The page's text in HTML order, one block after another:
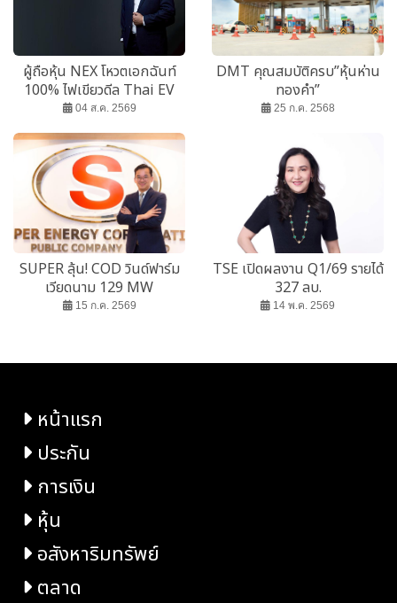
ผู้ถือหุ้น NEX โหวตเอกฉันท์
100% ไฟเขียวดีล Thai EV
เสริมทัพ Commercial EV
ครบพอร์ต
04 ส.ค. 2569
DMT คุณสมบัติครบ”หุ้นห่าน
ทองคำ”
25 ก.ค. 2568
SUPER ลุ้น! COD วินด์ฟาร์ม
เวียดนาม 129 MW
15 ก.ค. 2569
TSE เปิดผลงาน Q1/69 รายได้
327 ลบ.
14 พ.ค. 2569
หน้าแรก
ประกัน
การเงิน
หุ้น
อสังหาริมทรัพย์
ตลาด